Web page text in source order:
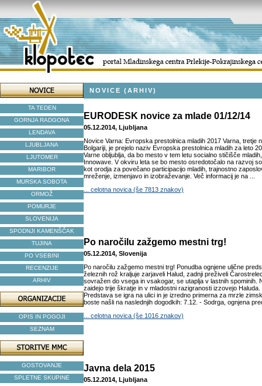
TA TEDEN
GORNJA RADGONA
LENDAVA
LJUBLJANA
LJUTOMER
MARIBOR
MURSKA SOBOTA
ORMOŽ
POMURJE
SLOVENIJA
SPODNJI KAMENŠČAK
TUJINA
PO VSEBINI
RECENZIJE
ARHIV
OPIS IN POGOJI
SEZNAM
GOSTOVANJE
SPLETNE SKUPINE
NOVICE (ARHIV)
EURODESK novice za mlade 01/12/14
05.12.2014, Ljubljana
Novice Varna: Evropska prestolnica mladih 2017 Varna, tretje
Bolgariji, je prejelo naziv Evropska prestolnica mladih za leto
Varne obljublja, da bo mesto v tem letu socialno stičišče
Innowave. V okviru leta se bo mesto osredotočalo na razvoj
kot orodja za povečano participacijo mladih, trajnostno
mreženje, izmenjavo in izobraževanje. Več informacij je na ...
... celotna novica (še 7813 znakov)
Po naročilu zažgemo mestni trg!
05.12.2014, Slovenija
Po naročilu zažgemo mestni trg! Ponudba ognjene ulične
železnih rož kraljuje zarjaveli Halud, zadnji preživeli
sovražen do vsega in vsakogar, se utaplja v lastnih spominih.
zaidejo trije škratje in v mladostni razigranosti izzovejo
Predstava se igra na ulici in je izredno primerna za mrzle
boste našli na naslednjih dogodkih: 7.12. - Sodrga, ognjena
... celotna novica (še 1016 znakov)
Javna dela 2015
05.12.2014, Ljubljana